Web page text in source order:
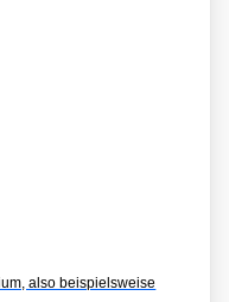
also beispielsweise